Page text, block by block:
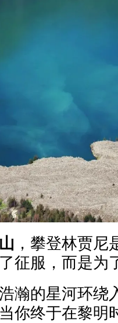
，攀登林贾
征服，而是为
瀚的星河环绕
你终于在黎明